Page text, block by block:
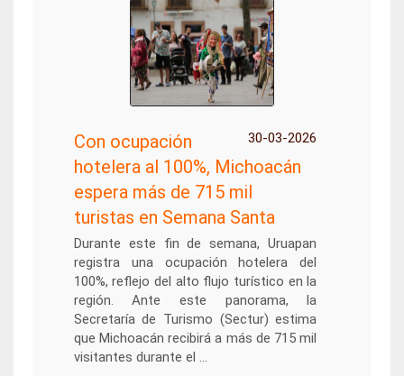
30-03-2026
Con ocupación
hotelera al 100%, Michoacán
espera más de 715 mil
turistas en Semana Santa
Durante este fin de semana, Uruapan
registra una ocupación hotelera del
100%, reflejo del alto flujo turístico en la
región. Ante este panorama, la
Secretaría de Turismo (Sectur) estima
que Michoacán recibirá a más de 715 mil
visitantes durante el ...